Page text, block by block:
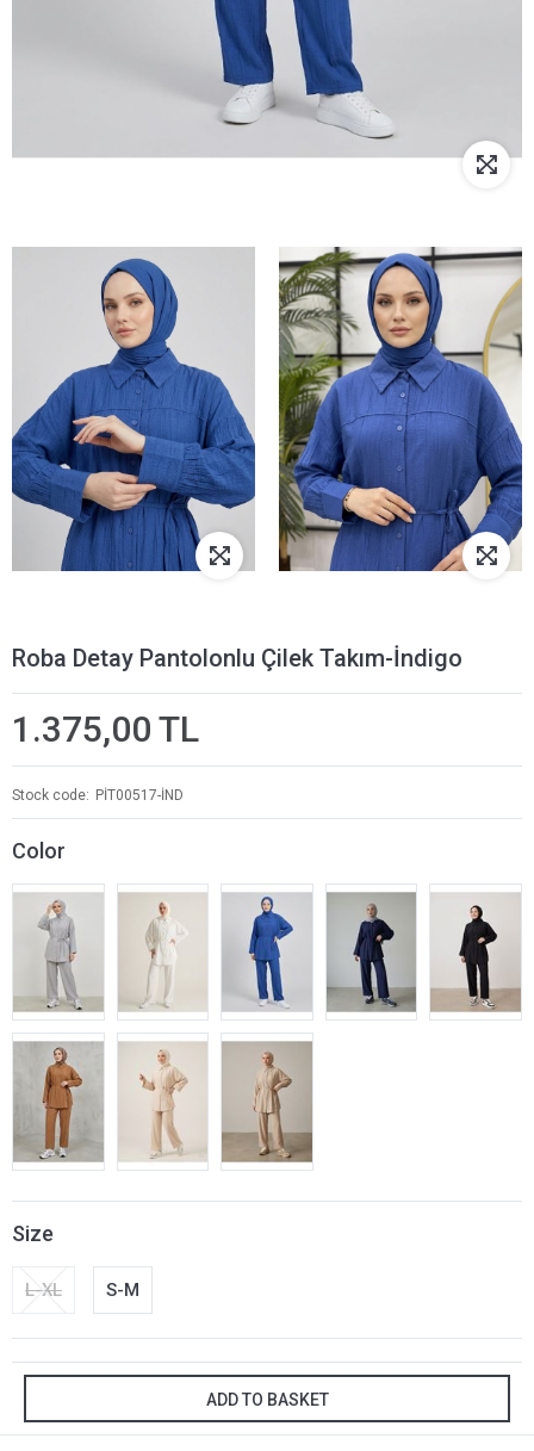
Roba Detay Pantolonlu Çilek Takım-İndigo
1.375,00 TL
Stock code PİT00517-İND
Color
Size
L-XL S-M
ADD TO BASKET